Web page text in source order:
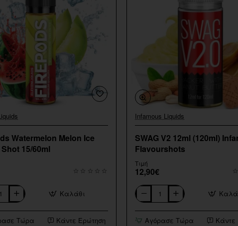
Watermelon Melon Ice
15/60ml
Καλάθι
Τώρα Κάντε Ερώτηση
Infamous Liquids
SWAG V2 12ml (120ml)
Flavourshots
Τιμή
12,90€
SWAG
V2
12ml
(120ml)Αγόρασε Τώρα Κάντε